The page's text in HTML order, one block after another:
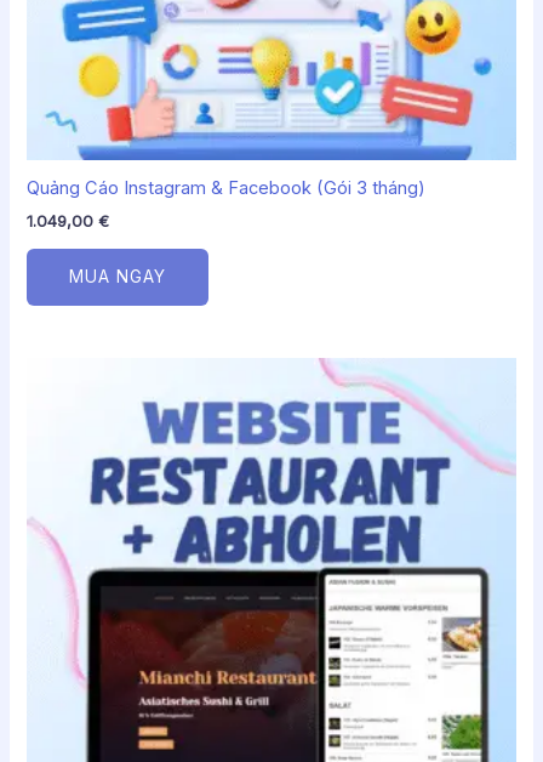
Quảng Cáo Instagram & Facebook (Gói 3 tháng)
1.049,00€
MUA NGAY